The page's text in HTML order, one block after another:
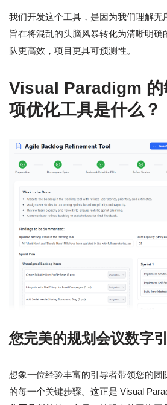
我们开发这个工具，是因为我们理解无
旨在将混乱的头脑风暴转化为清晰明确
队更高效，项目更具可预测性。
Visual Paradigm 的
项优化工具是什么？
您完美的规划会议数字
想象一位经验丰富的引导者带领您的团
的每一个关键步骤。这正是 Visual